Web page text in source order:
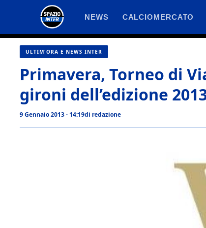
contenuto
NEWS CALCIOMERCATO
ULTIM'ORA E NEWS INTER
Primavera, Torneo di
gironi dell’edizione
9 Gennaio 2013 - 14:19di redazione